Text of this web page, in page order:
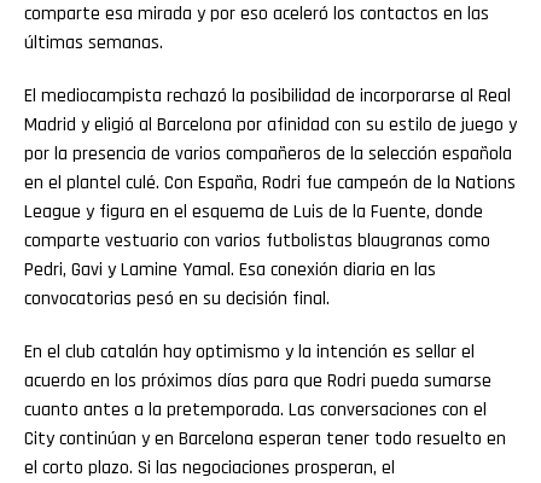
comparte esa mirada y por eso aceleró los contactos en las
últimas semanas.
El mediocampista rechazó la posibilidad de incorporarse al Real
Madrid y eligió al Barcelona por afinidad con su estilo de juego y
por la presencia de varios compañeros de la selección española
en el plantel culé. Con España, Rodri fue campeón de la Nations
League y figura en el esquema de Luis de la Fuente, donde
comparte vestuario con varios futbolistas blaugranas como
Pedri, Gavi y Lamine Yamal. Esa conexión diaria en las
convocatorias pesó en su decisión final.
En el club catalán hay optimismo y la intención es sellar el
acuerdo en los próximos días para que Rodri pueda sumarse
cuanto antes a la pretemporada. Las conversaciones con el
City continúan y en Barcelona esperan tener todo resuelto en
el corto plazo. Si las negociaciones prosperan, el